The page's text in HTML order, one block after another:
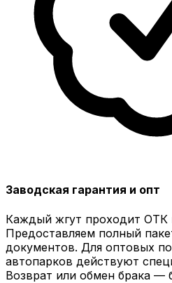
Заводская гарантия и опт
Каждый жгут проходит ОТК
Предоставляем полный
документов. Для оптовых
автопарков действуют
Возврат или обмен брака —